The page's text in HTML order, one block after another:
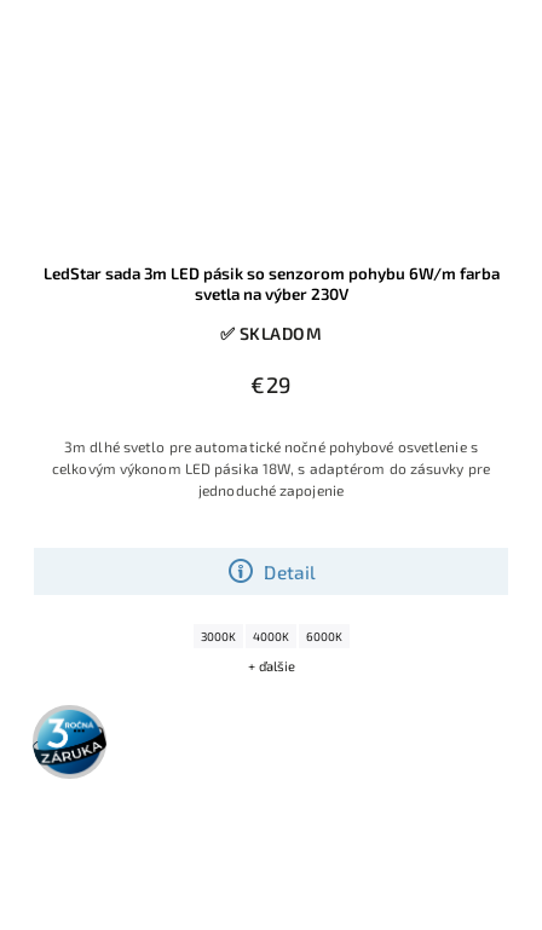
LedStar sada 3m LED pásik so senzorom pohybu 6W/m farba
svetla na výber 230V
✅ SKLADOM
€29
Detail
3m dlhé svetlo pre automatické nočné pohybové osvetlenie s
celkovým výkonom LED pásika 18W, s adaptérom do zásuvky pre
jednoduché zapojenie
3000K 4000K 6000K
+ ďalšie
3 roky
záruka